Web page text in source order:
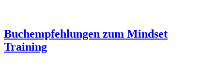
Buchempfehlungen zum Mindset
Training